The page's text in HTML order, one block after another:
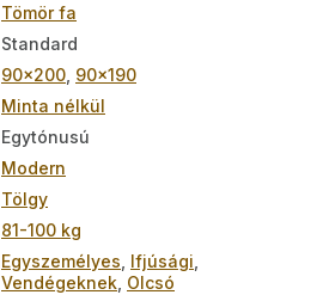
Tömör fa
Standard
90x200 90x190
Minta nélkül
Egytónusú
Modern
Tölgy
81-100 kg
Egyszemélyes Ifjúsági
Vendégeknek Olcsó